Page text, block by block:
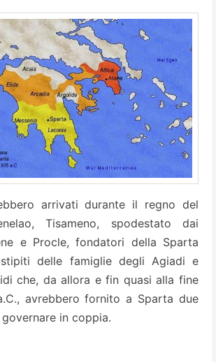
arrivati durante il regno del
Tisameno, spodestato dai
e Procle, fondatori della Sparta
delle famiglie degli Agiadi e
che, da allora e fin quasi alla fine
avrebbero fornito a Sparta due
in coppia.